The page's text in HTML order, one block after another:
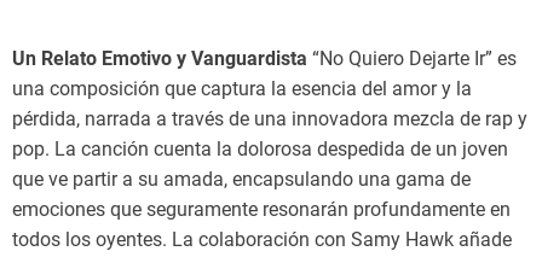
Un Relato Emotivo y Vanguardista “No Quiero Dejarte Ir” es
una composición que captura la esencia del amor y la
pérdida, narrada a través de una innovadora mezcla de rap y
pop. La canción cuenta la dolorosa despedida de un joven
que ve partir a su amada, encapsulando una gama de
emociones que seguramente resonarán profundamente en
todos los oyentes. La colaboración con Samy Hawk añade